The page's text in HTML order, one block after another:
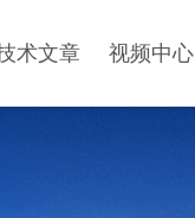
术文章 视频中心